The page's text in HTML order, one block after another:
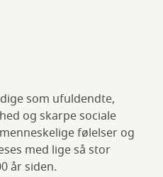
som ufuldendte,
og skarpe sociale
følelser og
med lige så stor
år siden.